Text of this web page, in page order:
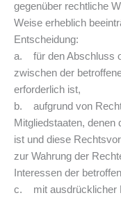
gegenüber rechtliche
Weise erheblich
Entscheidung:
a. für den Abschluss
zwischen der
erforderlich ist,
b. aufgrund von
Mitgliedstaaten, denen
ist und diese
zur Wahrung der
Interessen der
c. mit ausdrücklicher